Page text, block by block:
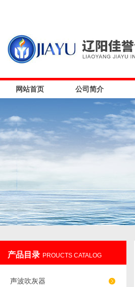
网站首页 公司简介
产品目录 PROUCTS CATALOG
声波吹灰器